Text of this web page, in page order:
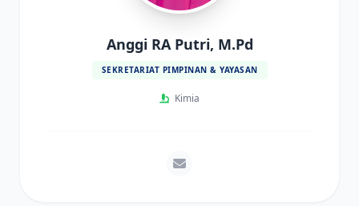
Anggi RA Putri, M.Pd
SEKRETARIAT PIMPINAN & YAYASAN
Kimia